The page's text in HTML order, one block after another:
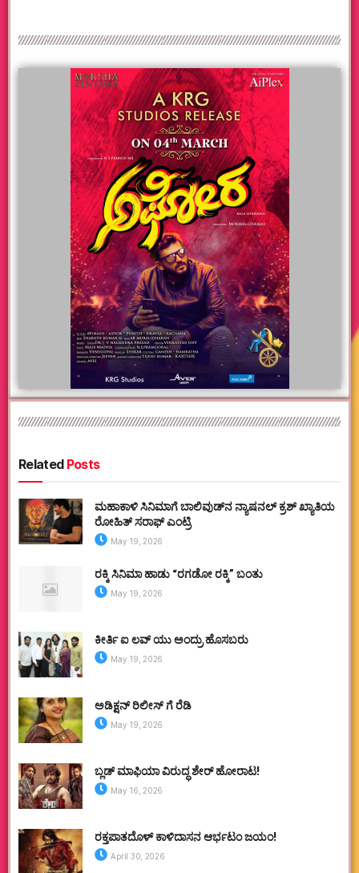
RelatedPosts
ಮಹಾಕಾಳಿ ಸಿನಿಮಾಗೆ ಬಾಲಿವುಡ್‌ನ ನ್ಯಾಷನಲ್ ಕ್ರಶ್ ಖ್ಯಾತಿಯ
ರೋಹಿತ್ ಸರಾಫ್ ಎಂಟ್ರಿ
May 19, 2026
ರಕ್ಕಿ ಸಿನಿಮಾ ಹಾಡು “ರಗಡೋ ರಕ್ಕಿ” ಬಂತು
May 19, 2026
ಕೀರ್ತಿ ಐ ಲವ್ ಯು ಅಂದ್ರು ಹೊಸಬರು
May 19, 2026
ಅಡಿಕ್ಷನ್ ರಿಲೀಸ್ ಗೆ ರೆಡಿ
May 19, 2026
ಬ್ಲಡ್ ಮಾಫಿಯಾ ವಿರುದ್ಧ ಶೇರ್ ಹೋರಾಟ!
May 16, 2026
ರಕ್ತಪಾತದೊಳ್ ಕಾಳಿದಾಸನ ಆರ್ಭಟಂ ಜಯಂ!
April 30, 2026